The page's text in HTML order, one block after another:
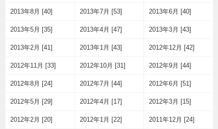
2013年8月 [40] 2013年7月 [53] 2013年6月 [40]
2013年5月 [35] 2013年4月 [47] 2013年3月 [43]
2013年2月 [41] 2013年1月 [43] 2012年12月 [42]
2012年11月 [33] 2012年10月 [31] 2012年9月 [44]
2012年8月 [24] 2012年7月 [44] 2012年6月 [51]
2012年5月 [29] 2012年4月 [17] 2012年3月 [15]
2012年2月 [20] 2012年1月 [22] 2011年12月 [24]